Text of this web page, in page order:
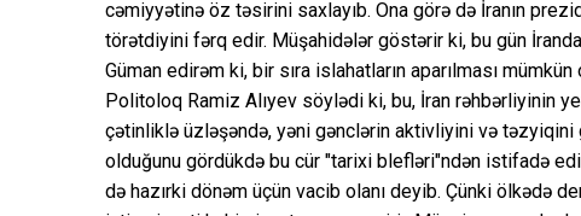
cəmiyyətinə öz təsirini saxlayıb. Ona görə də İranın
törətdiyini fərq edir. Müşahidələr göstərir ki, bu gün
Güman edirəm ki, bir sıra islahatların aparılması mümkün
Politoloq Ramiz Alıyev söylədi ki, bu, İran rəhbərliyinin
çətinliklə üzləşəndə, yəni gənclərin aktivliyini və
olduğunu gördükdə bu cür "tarixi blefləri"ndən istifadə
də hazırki dönəm üçün vacib olanı deyib. Çünki ölkədə